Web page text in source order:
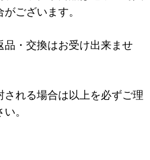
ございます。
品・交換はお受け出来ませ
される場合は以上を必ずご理
。